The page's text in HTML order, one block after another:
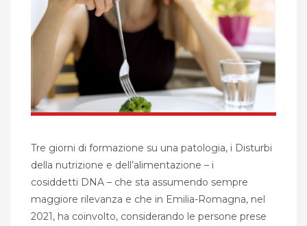
Tre giorni di formazione su una patologia, i Disturbi
della nutrizione e dell’alimentazione – i
cosiddetti DNA – che sta assumendo sempre
maggiore rilevanza e che in Emilia-Romagna, nel
2021, ha coinvolto, considerando le persone prese